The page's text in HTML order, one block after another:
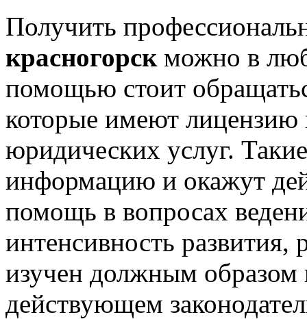
Получить
красногорск можно в
помощью стоит
которые имеют лицензию
юридических услуг.
информацию и окажут
помощь в вопросах
интенсивность
изучен должным образом
действующем